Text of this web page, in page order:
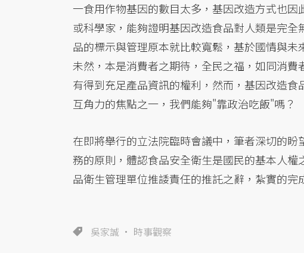
一食用作物基因的數目太多，基因改造方式也
或科學家，能夠證明基因改造食品對人類是完
品的標示與管理原本就比較寬鬆，基於國情與
未然，本是消費者之期待，全民之福，如同消
有得到充足產品資訊的權利，然而，基因改造
互角力的焦點之一，我們能夠"靠政治吃飯"嗎？
在即將舉行的立法院臨時會議中，筆者深切的
務的原則，體認食品安全衛生是國民的基本人
品衛生管理單位推諉責任的推託之辭，紮實的
吳家誠 時事觀察